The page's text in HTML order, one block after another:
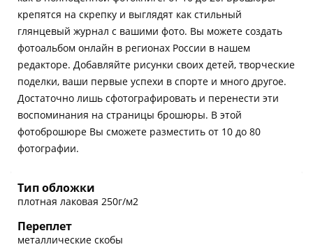
крепятся на скрепку и выглядят как стильный
глянцевый журнал с вашими фото. Вы можете создать
фотоальбом онлайн в регионах России в нашем
редакторе. Добавляйте рисунки своих детей, творческие
поделки, ваши первые успехи в спорте и много другое.
Достаточно лишь сфотографировать и перенести эти
воспоминания на страницы брошюры. В этой
фотоброшюре Вы сможете разместить от 10 до 80
фотографии.
Тип обложки
плотная лаковая 250г/м2
Переплет
металлические скобы